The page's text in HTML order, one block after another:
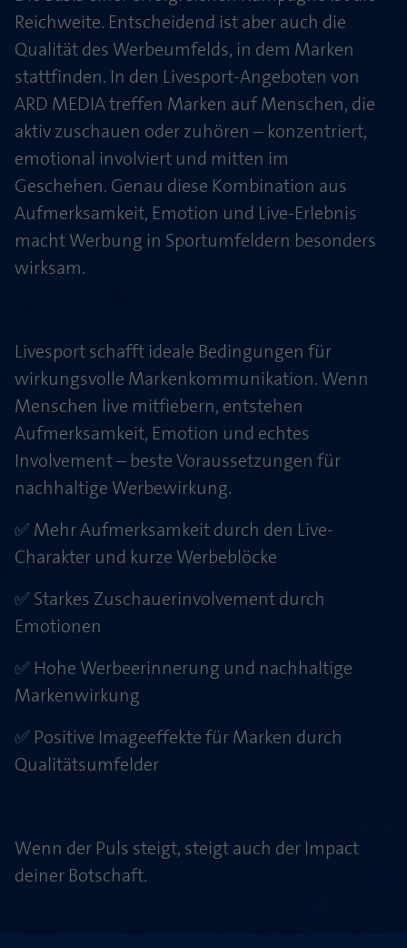
Reichweite. Entscheidend ist aber auch die
Qualität des Werbeumfelds, in dem Marken
stattfinden. In den Livesport-Angeboten von
ARD MEDIA treffen Marken auf Menschen, die
aktiv zuschauen oder zuhören – konzentriert,
emotional involviert und mitten im
Geschehen. Genau diese Kombination aus
Aufmerksamkeit, Emotion und Live-Erlebnis
macht Werbung in Sportumfeldern besonders
wirksam.
Livesport schafft ideale Bedingungen für
wirkungsvolle Markenkommunikation. Wenn
Menschen live mitfiebern, entstehen
Aufmerksamkeit, Emotion und echtes
Involvement – beste Voraussetzungen für
nachhaltige Werbewirkung.
✅ Mehr Aufmerksamkeit durch den Live-
Charakter und kurze Werbeblöcke
✅ Starkes Zuschauerinvolvement durch
Emotionen
✅ Hohe Werbeerinnerung und nachhaltige
Markenwirkung
✅ Positive Imageeffekte für Marken durch
Qualitätsumfelder
Wenn der Puls steigt, steigt auch der Impact
deiner Botschaft.